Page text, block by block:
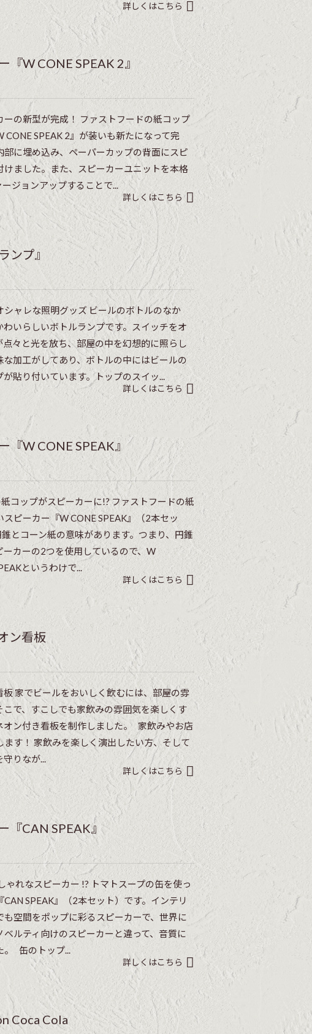
詳しくはこちら
『W CONE SPEAK 2』
ーの新型が完成！ ファストフードの紙コップ
CONE SPEAK 2』が装いも新たになって完
部に埋め込み、ペーパーカップの背面にスピ
ました。また、スピーカーユニットを本格
ジョンアップすることで...
詳しくはこちら
ンプ』
シャレな照明グッズ ビールのボトルのなか
いらしいボトルランプです。スイッチをオ
々と光を放ち、部屋の中を幻想的に照らし
な加工がしてあり、ボトルの中にはビールの
貼り付いています。トップのスイッ...
詳しくはこちら
『W CONE SPEAK』
コップがスピーカーに!? ファストフードの紙
ピーカー『W CONE SPEAK』（2本セッ
とコーン紙の意味があります。つまり、円錐
ーカーの2つを使用しているので、W
というわけで...
詳しくはこちら
ン看板
家でビールをおいしく飲むには、部屋の雰
で、すこしでも家飲みの雰囲気を楽しくす
オン付き看板を制作しました。 家飲みやお店
す！ 家飲みを楽しく演出したい方、そして
りなが...
詳しくはこちら
『CAN SPEAK』
ゃれなスピーカー !? トマトスープの缶を使っ
SPEAK』（2本セット）です。インテリ
空間をポップに彩るスピーカーで、世界に
ルティ向けのスピーカーと違って、音質に
。 缶のトップ...
詳しくはこちら
Coca Cola